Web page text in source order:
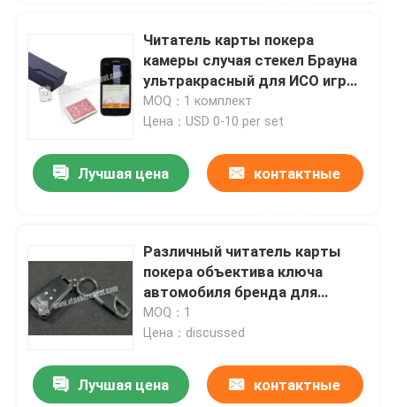
Продукты
Видеозаписи
О нас
Читатель карты покера
камеры случая стекел Брауна
ультракрасный для ИСО игр
казино
MOQ：1 комплект
Цена：USD 0-10 per set
Лучшая цена контактные
Различный читатель карты
покера объектива ключа
автомобиля бренда для
игральных карт штрихкода
маркированных
MOQ：1
Цена：discussed
Лучшая цена контактные